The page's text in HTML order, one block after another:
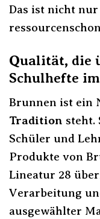
Das ist nicht
Qualität, die
Schulhefte
Brunnen ist ein
Tradition steht.
Schüler und
Produkte von
Lineatur 28
Verarbeitung
ausgewählter